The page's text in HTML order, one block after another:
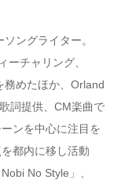
ングライター。
ーチャリング、
務めたほか、Orland
詞提供、CM楽曲で
ンを中心に注目を
都内に移し活動
No Style」、